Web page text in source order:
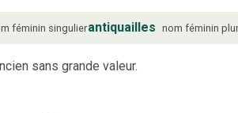
féminin singulierantiquailles nom féminin
sans grande valeur.